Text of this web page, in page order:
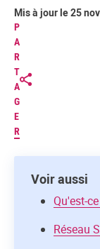
P
A
R
T
A
G
E
R
Mis à jour le 25
Voir aussi
Qu'est-
Réseau